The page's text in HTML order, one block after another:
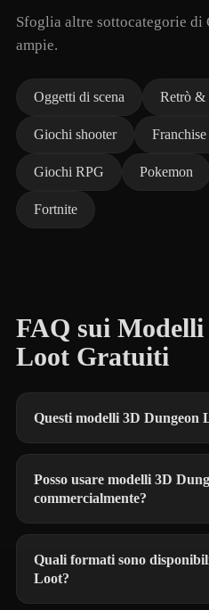
Sfoglia altre sottocategorie di
ampie.
Oggetti di scena Retrò &
Giochi shooter
Giochi RPG Pokemon
Fortnite
FAQ sui
Loot Gratuiti
Questi modelli 3D Dungeon
Posso usare modelli 3D
commercialmente?
Quali formati sono
Loot?